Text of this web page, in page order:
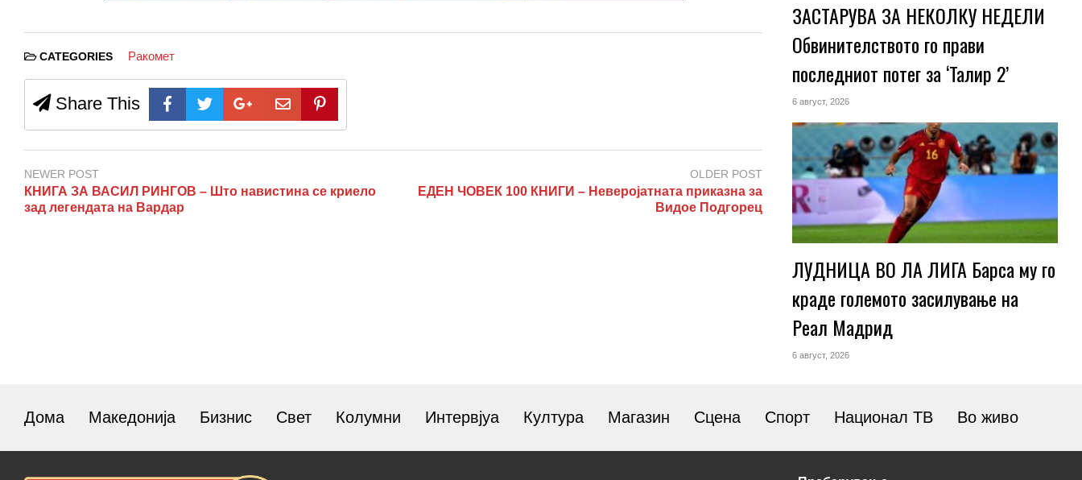
CATEGORIES Ракомет
Share This
NEWER POST
КНИГА ЗА ВАСИЛ РИНГОВ – Што навистина се криело
зад легендата на Вардар
OLDER POST
ЕДЕН ЧОВЕК 100 КНИГИ – Неверојатната приказна за
Видое Подгорец
ЗАСТАРУВА ЗА НЕКОЛКУ НЕДЕЛИ
Обвинителството го прави
последниот потег за ‘Талир 2’
6 август, 2026
ЛУДНИЦА ВО ЛА ЛИГА Барса му го
краде големото засилување на
Реал Мадрид
6 август, 2026
Дома Македонија Бизнис Свет Колумни Интервјуа Култура Магазин Сцена Спорт Национал ТВ Во живо